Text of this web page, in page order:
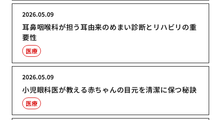
耳鼻咽喉科が担う耳由来のめまい診断とリハビリの重
要性
2026.05.09
医療
小児眼科医が教える赤ちゃんの目元を清潔に保つ秘訣
2026.05.09
医療